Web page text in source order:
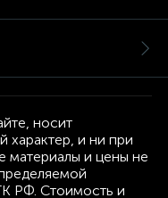
носит
характер, и ни при
материалы и цены не
РФ. Стоимость и